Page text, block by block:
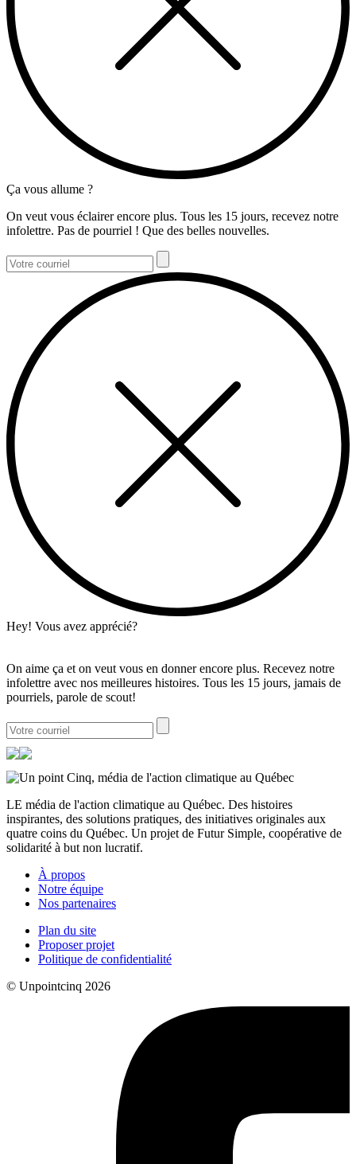
Ça vous allume ?
On veut vous éclairer encore plus. Tous les 15 jours, recevez notre
infolettre. Pas de pourriel ! Que des belles nouvelles.
Hey! Vous avez apprécié?
On aime ça et on veut vous en donner encore plus. Recevez notre
infolettre avec nos meilleures histoires. Tous les 15 jours, jamais de
pourriels, parole de scout!
LE média de l'action climatique au Québec. Des histoires
inspirantes, des solutions pratiques, des initiatives originales aux
quatre coins du Québec. Un projet de Futur Simple, coopérative de
solidarité à but non lucratif.
À propos
Notre équipe
Nos partenaires
Plan du site
Proposer projet
Politique de confidentialité
© Unpointcinq 2026